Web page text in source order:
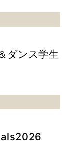
ダンス学生